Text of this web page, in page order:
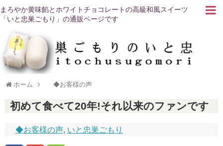
まろやか黄味餡とホワイトチョコレートの高級和風スイーツ
「いと忠巣ごもり」の通販ページです
ホーム ◆お客様の声
初めて食べて20年!それ以来のファンです
◆お客様の声, いと忠巣ごもり